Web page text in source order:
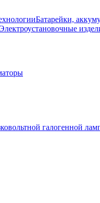
Батарейки,
галогенной